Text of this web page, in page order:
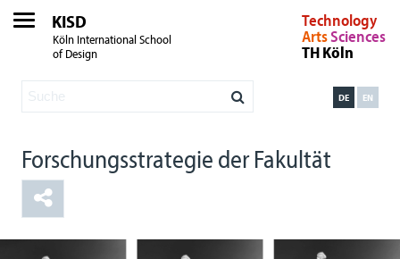
KISD
Köln International School
of Design
Technology
ArtsSciences
TH Köln
EN
DE
Forschungsstrategie der Fakultät